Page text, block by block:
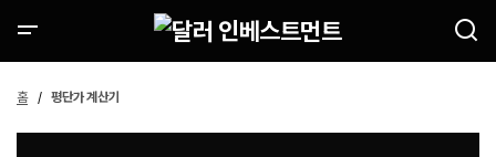
홈 평단가 계산기